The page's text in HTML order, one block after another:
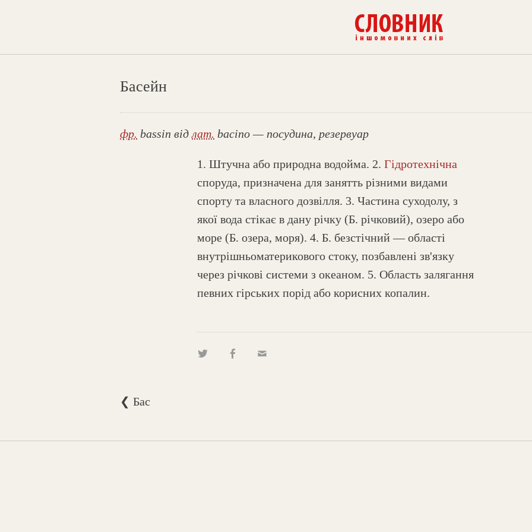
Басейн
фр. bassin відлат. bacino — посудина, резервуар
1. Штучна або природна водойма. 2. Гідротехнічна
споруда, призначена для занятть різними видами
спорту та власного дозвілля. 3. Частина суходолу, з
якої вода стікає в дану річку (Б. річковий), озеро або
море (Б. озера, моря). 4. Б. безстічний — області
внутрішньоматерикового стоку, позбавлені зв'язку
через річкові системи з океаном. 5. Область залягання
певних гірських порід або корисних копалин.
❮ Бас